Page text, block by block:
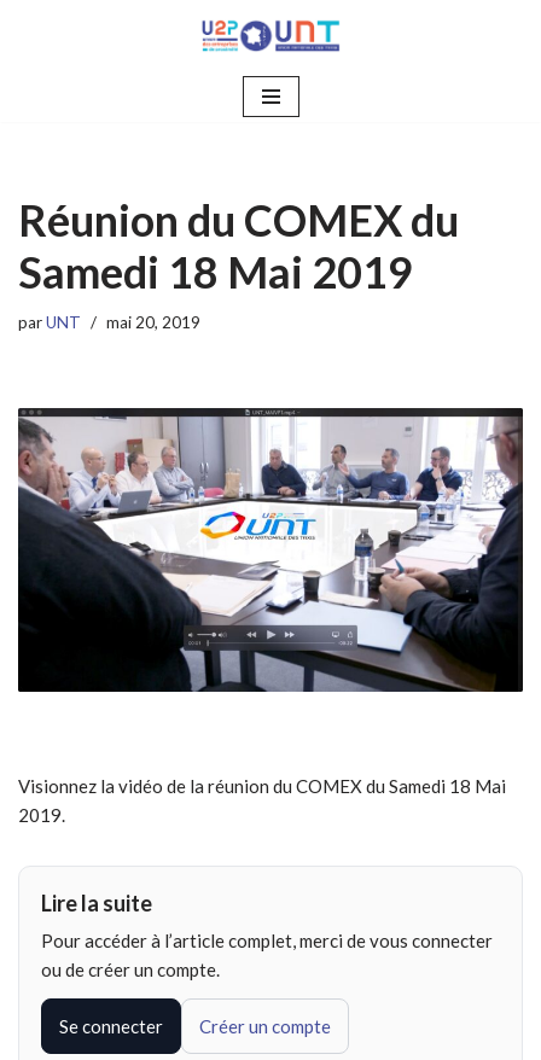
Réunion du COMEX du
Samedi 18 Mai 2019
parUNT mai 20, 2019
Visionnez la vidéo de la réunion du COMEX du Samedi 18 Mai
2019.
Lire la suite
Pour accéder à l’article complet, merci de vous connecter
ou de créer un compte.
Se connecter Créer un compte